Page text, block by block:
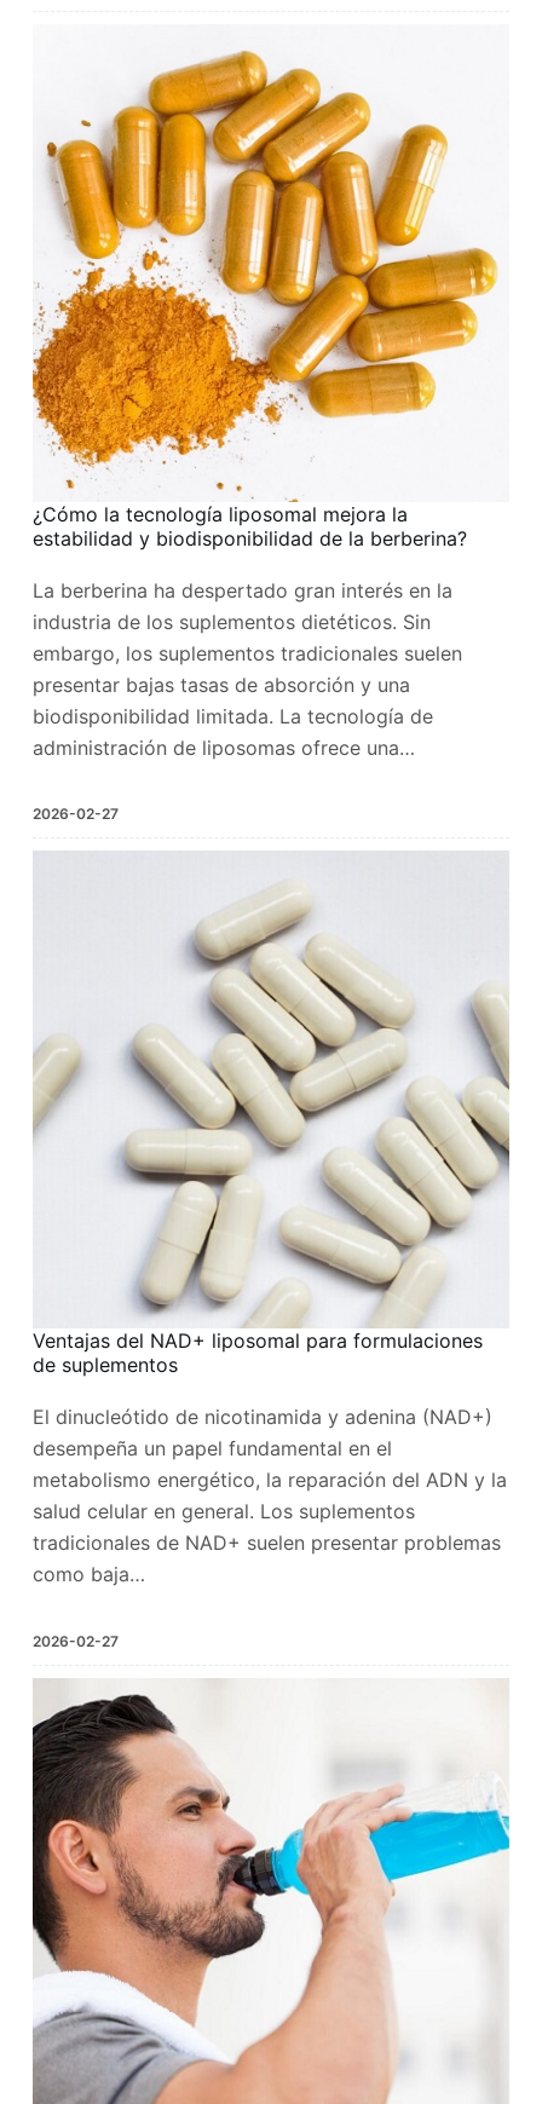
¿Cómo la tecnología liposomal mejora la
estabilidad y biodisponibilidad de la berberina?
La berberina ha despertado gran interés en la
industria de los suplementos dietéticos. Sin
embargo, los suplementos tradicionales suelen
presentar bajas tasas de absorción y una
biodisponibilidad limitada. La tecnología de
administración de liposomas ofrece una…
2026-02-27
Ventajas del NAD+ liposomal para formulaciones
de suplementos
El dinucleótido de nicotinamida y adenina (NAD+)
desempeña un papel fundamental en el
metabolismo energético, la reparación del ADN y la
salud celular en general. Los suplementos
tradicionales de NAD+ suelen presentar problemas
como baja…
2026-02-27